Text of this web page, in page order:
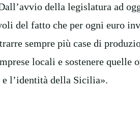
della legislatura ad
del fatto che per ogni euro
sempre più case di
locali e sostenere quelle
l’identità della Sicilia».